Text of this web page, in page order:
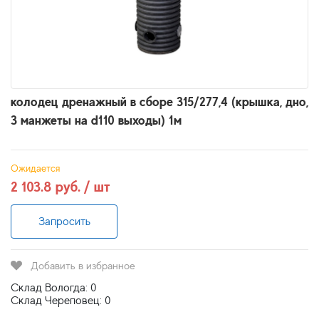
колодец дренажный в сборе 315/277,4 (крышка, дно,
3 манжеты на d110 выходы) 1м
Ожидается
2 103.8 руб. / шт
Запросить
Добавить в избранное
Склад Вологда: 0
Склад Череповец: 0